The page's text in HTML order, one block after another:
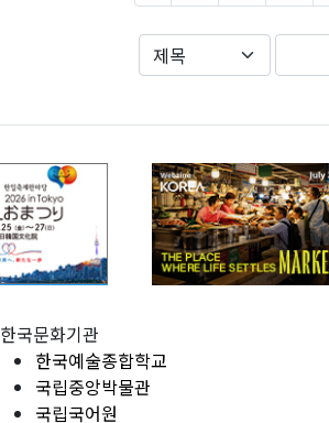
한국문화기관
한국예술종합학교
국립중앙박물관
국립국어원